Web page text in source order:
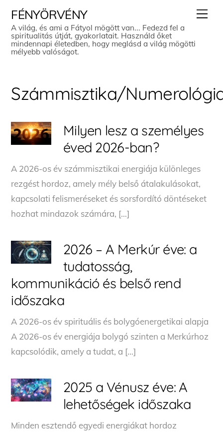
content
FÉNYÖRVÉNY
A világ, és ami a Fátyol mögött van... Fedezd fel a
spiritualitás útját, gyakorlatait. Használd őket
mindennapi életedben, hogy meglásd a világ mögötti
mélyebb valóságot.
Számmisztika/
Milyen lesz a személyes
éved 2026-ban?
A 2026-os év számmisztikai energiája különleges
rezgést hordoz, amely mély belső átalakulásokat,
kapcsolati felismeréseket és sorsfordító döntéseket
hozhat mindazok számára, […]
2026 – A Merkúr éve: a
tudatosság,
kommunikáció és belső rend
időszaka
A 2026-os év spirituális és bolygóenergetikai alapja
A 2026-os év energiája bolygó szinten a Merkúrhoz
kapcsolódik, amely a tudat, a […]
2025 a Vénusz éve: A
lehetőségek időszaka
Minden esztendő egyedi energiákat hordoz